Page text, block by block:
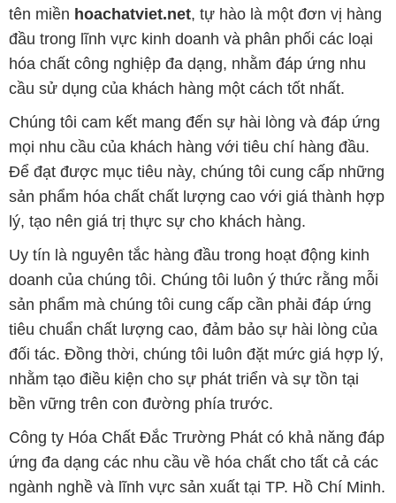
tên miền hoachatviet.net, tự hào là một đơn vị hàng
đầu trong lĩnh vực kinh doanh và phân phối các loại
hóa chất công nghiệp đa dạng, nhằm đáp ứng nhu
cầu sử dụng của khách hàng một cách tốt nhất.
Chúng tôi cam kết mang đến sự hài lòng và đáp ứng
mọi nhu cầu của khách hàng với tiêu chí hàng đầu.
Để đạt được mục tiêu này, chúng tôi cung cấp những
sản phẩm hóa chất chất lượng cao với giá thành hợp
lý, tạo nên giá trị thực sự cho khách hàng.
Uy tín là nguyên tắc hàng đầu trong hoạt động kinh
doanh của chúng tôi. Chúng tôi luôn ý thức rằng mỗi
sản phẩm mà chúng tôi cung cấp cần phải đáp ứng
tiêu chuẩn chất lượng cao, đảm bảo sự hài lòng của
đối tác. Đồng thời, chúng tôi luôn đặt mức giá hợp lý,
nhằm tạo điều kiện cho sự phát triển và sự tồn tại
bền vững trên con đường phía trước.
Công ty Hóa Chất Đắc Trường Phát có khả năng đáp
ứng đa dạng các nhu cầu về hóa chất cho tất cả các
ngành nghề và lĩnh vực sản xuất tại TP. Hồ Chí Minh.